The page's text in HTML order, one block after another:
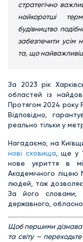
стратегічно
найкоротші
будівництво
забезпечити усім
та, що
За 2023 рік
областей із
Протягом 2024 року
Відповідно,
реально тільки у
Нагадаємо, на
нові сховища , ще у
нове укриття в
Академічного
людей, тож
За його словами,
державного,
Щоб першими
та світу –